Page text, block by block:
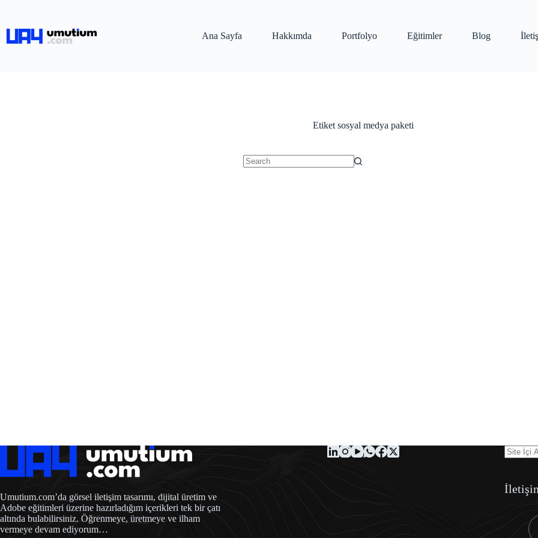
Ana Sayfa Hakkımda Portfolyo Eğitimler Blog
Etiketsosyal medya paketi
Umutium.com’da görsel iletişim tasarımı, dijital üretim ve
Adobe eğitimleri üzerine hazırladığım içerikleri tek bir çatı
altında bulabilirsiniz. Öğrenmeye, üretmeye ve ilham
vermeye devam ediyorum…